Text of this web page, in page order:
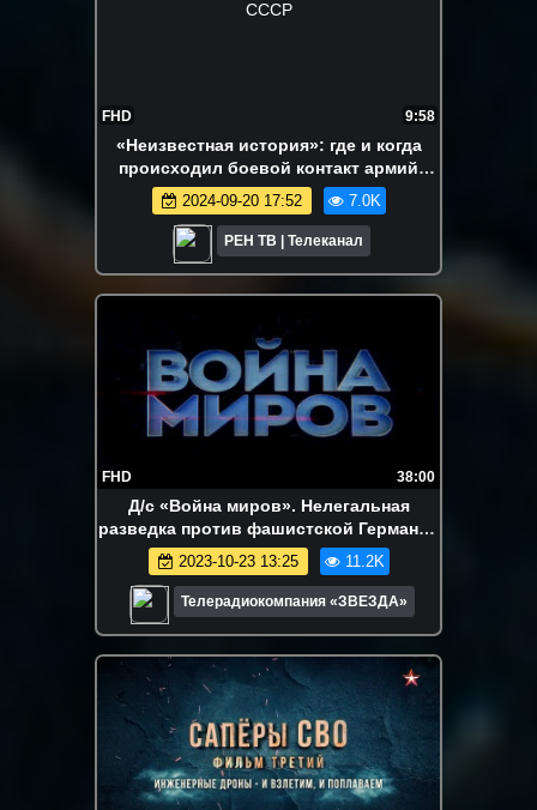
FHD 9:58
«Неизвестная история»: где и когда
происходил боевой контакт армий
США и СССР
2024-09-20 17:52 7.0K
РЕН ТВ | Телеканал
FHD 38:00
Д/с «Война миров». Нелегальная
разведка против фашистской Германии
и ее союзников
2023-10-23 13:25 11.2K
Телерадиокомпания «ЗВЕЗДА»